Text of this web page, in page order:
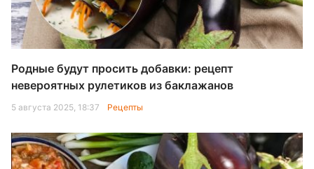
Родные будут просить добавки: рецепт
невероятных рулетиков из баклажанов
5 августа 2025, 18:37 Рецепты